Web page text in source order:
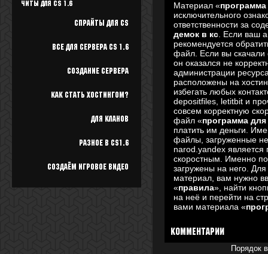
Читы для CS 1.6
Спрайты для cs
Все для Сервера CS 1.6
Создание сервера
Как стать хостингом?
Для кланов
Разное в cs1.6
Создаём игровое видео
Материал «
исключительного
ответственности за
демок в кс. Если ваш
рекомендуется
файл. Если вы
он оказался не
администрации
расположены на
избегать любых
depositfiles, letitbit и
совсем корректную
файл «программа
платить им деньги.
файлы, загруженные не
narod.yandex
скоростным. Именно
загружены на него.
материал, вам нужно
«правила», найти
на неё и перейти на
вами материала «
Комментарии
Порядок